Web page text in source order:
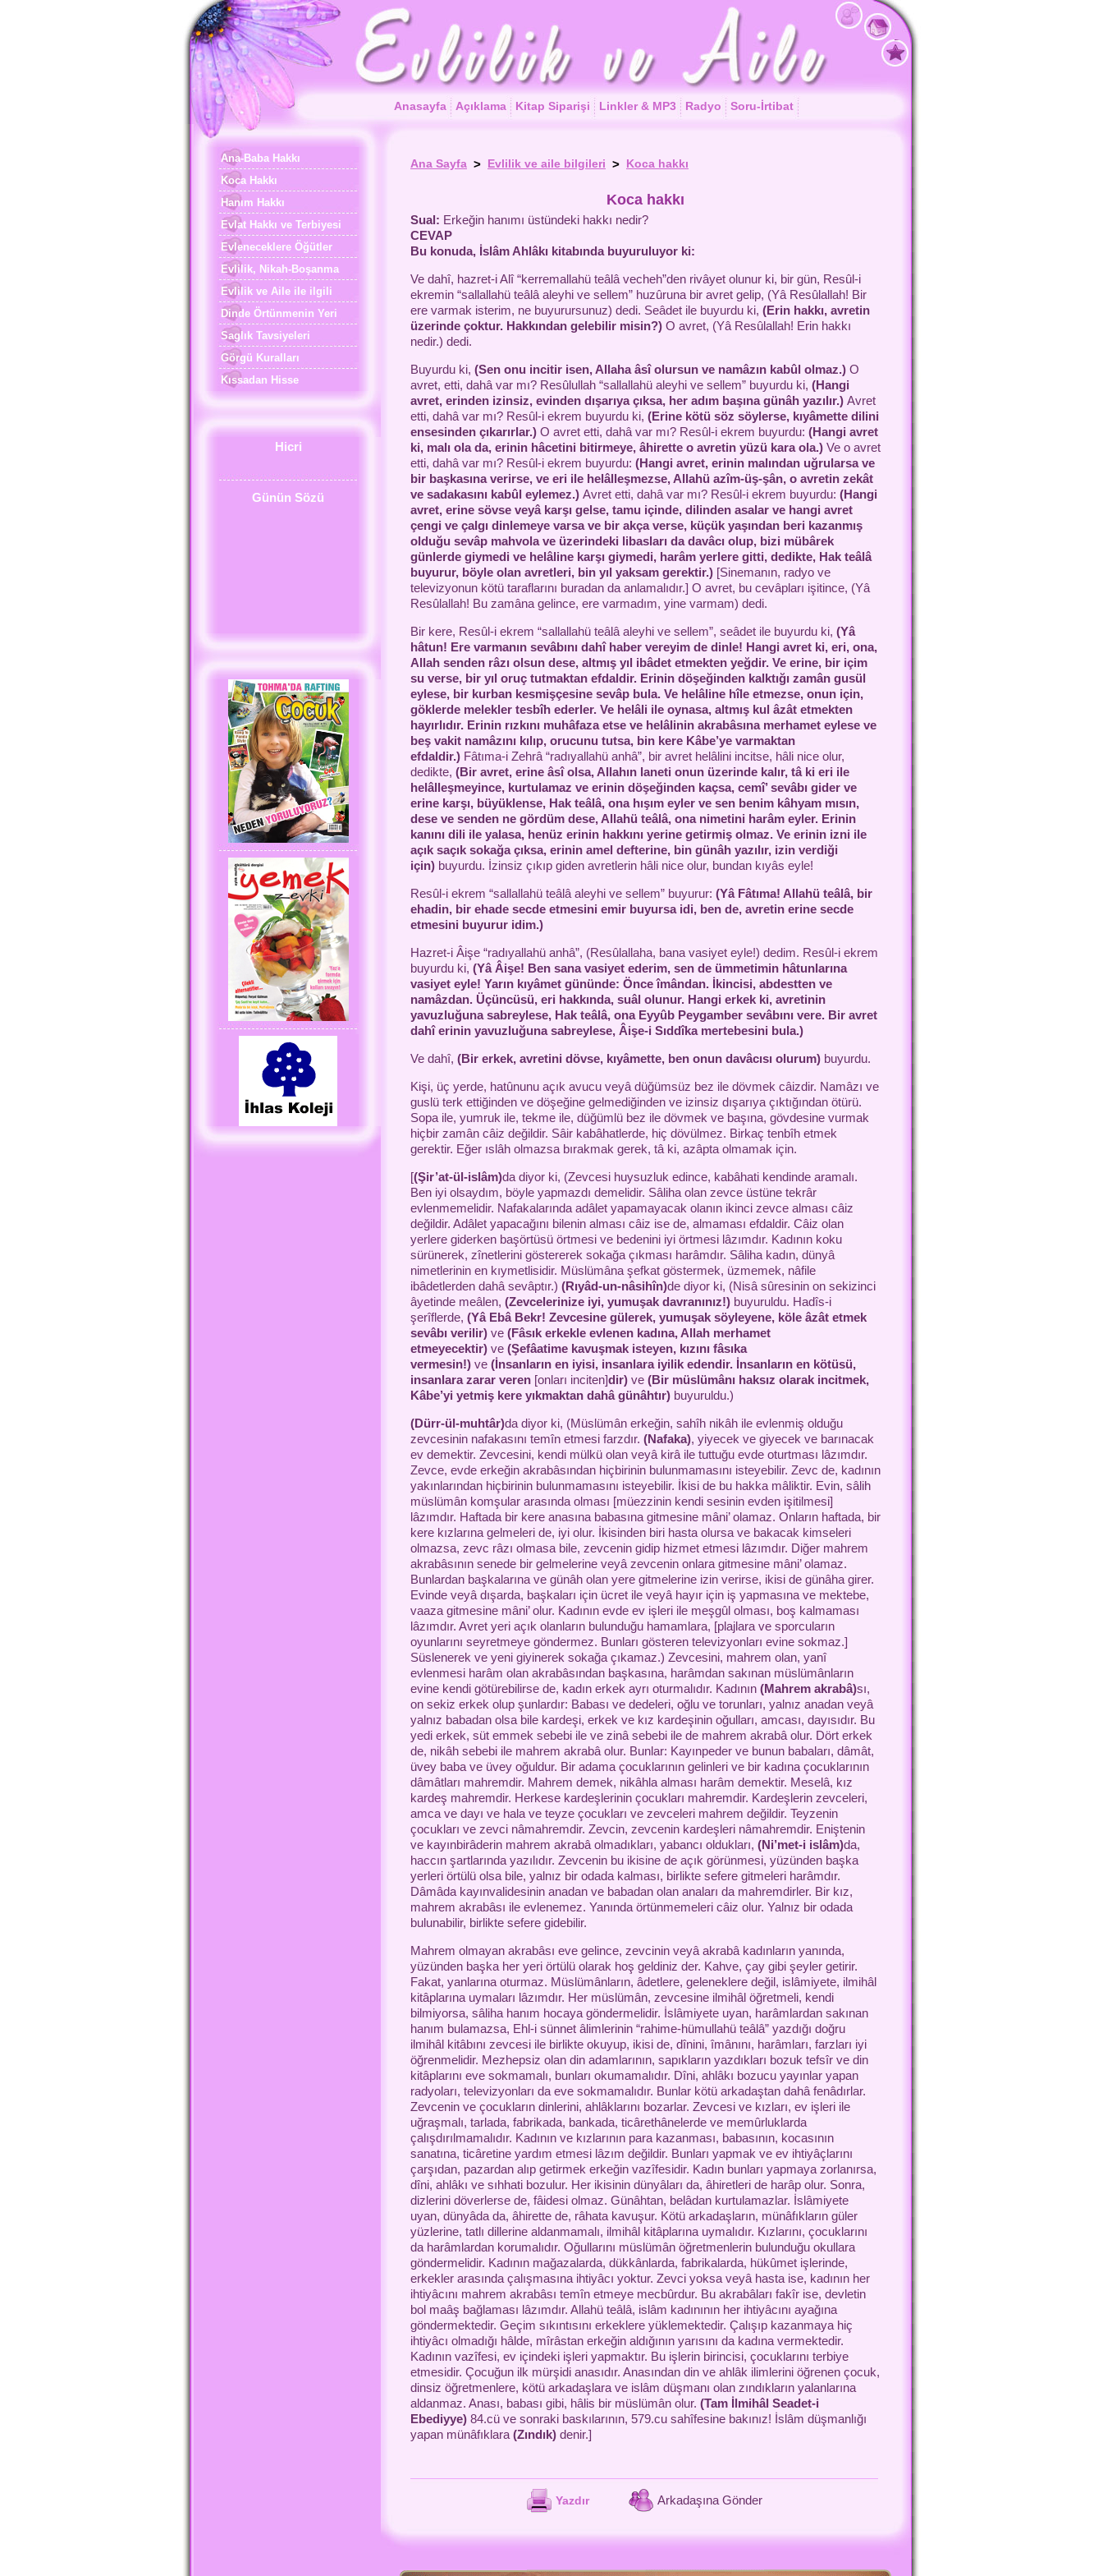
Anasayfa Açıklama Kitap Siparişi Linkler & MP3 Radyo Soru-İrtibat
Ana-Baba Hakkı
Koca Hakkı
Hanım Hakkı
Evlat Hakkı ve Terbiyesi
Evleneceklere Öğütler
Evlilik, Nikah-Boşanma
Evlilik ve Aile ile ilgili
Dinde Örtünmenin Yeri
Saglık Tavsiyeleri
Görgü Kuralları
Kıssadan Hisse
Hicri
Günün Sözü
Ana Sayfa > Evlilik ve aile bilgileri > Koca hakkı
Koca hakkı
Sual: Erkeğin hanımı üstündeki hakkı nedir?
CEVAP
Bu konuda, İslâm Ahlâkı kitabında buyuruluyor ki:
Ve dahî, hazret-i Alî “kerremallahü teâlâ vecheh”den rivâyet olunur ki, bir gün, Resûl-i
ekremin “sallallahü teâlâ aleyhi ve sellem” huzûruna bir avret gelip, (Yâ Resûlallah! Bir
ere varmak isterim, ne buyurursunuz) dedi. Seâdet ile buyurdu ki, (Erin hakkı, avretin
üzerinde çoktur. Hakkından gelebilir misin?) O avret, (Yâ Resûlallah! Erin hakkı
nedir.) dedi.
Buyurdu ki, (Sen onu incitir isen, Allaha âsî olursun ve namâzın kabûl olmaz.) O
avret, etti, dahâ var mı? Resûlullah “sallallahü aleyhi ve sellem” buyurdu ki, (Hangi
avret, erinden izinsiz, evinden dışarıya çıksa, her adım başına günâh yazılır.) Avret
etti, dahâ var mı? Resûl-i ekrem buyurdu ki, (Erine kötü söz söylerse, kıyâmette dilini
ensesinden çıkarırlar.) O avret etti, dahâ var mı? Resûl-i ekrem buyurdu: (Hangi avret
ki, malı ola da, erinin hâcetini bitirmeye, âhirette o avretin yüzü kara ola.) Ve o avret
etti, dahâ var mı? Resûl-i ekrem buyurdu: (Hangi avret, erinin malından uğrularsa ve
bir başkasına verirse, ve eri ile helâlleşmezse, Allahü azîm-üş-şân, o avretin zekât
ve sadakasını kabûl eylemez.) Avret etti, dahâ var mı? Resûl-i ekrem buyurdu: (Hangi
avret, erine sövse veyâ karşı gelse, tamu içinde, dilinden asalar ve hangi avret
çengi ve çalgı dinlemeye varsa ve bir akça verse, küçük yaşından beri kazanmış
olduğu sevâp mahvola ve üzerindeki libasları da davâcı olup, bizi mübârek
günlerde giymedi ve helâline karşı giymedi, harâm yerlere gitti, dedikte, Hak teâlâ
buyurur, böyle olan avretleri, bin yıl yaksam gerektir.) [Sinemanın, radyo ve
televizyonun kötü taraflarını buradan da anlamalıdır.] O avret, bu cevâpları işitince, (Yâ
Resûlallah! Bu zamâna gelince, ere varmadım, yine varmam) dedi.
Bir kere, Resûl-i ekrem “sallallahü teâlâ aleyhi ve sellem”, seâdet ile buyurdu ki, (Yâ
hâtun! Ere varmanın sevâbını dahî haber vereyim de dinle! Hangi avret ki, eri, ona,
Allah senden râzı olsun dese, altmış yıl ibâdet etmekten yeğdir. Ve erine, bir içim
su verse, bir yıl oruç tutmaktan efdaldir. Erinin döşeğinden kalktığı zamân gusül
eylese, bir kurban kesmişçesine sevâp bula. Ve helâline hîle etmezse, onun için,
göklerde melekler tesbîh ederler. Ve helâli ile oynasa, altmış kul âzât etmekten
hayırlıdır. Erinin rızkını muhâfaza etse ve helâlinin akrabâsına merhamet eylese ve
beş vakit namâzını kılıp, orucunu tutsa, bin kere Kâbe’ye varmaktan
efdaldir.) Fâtıma-i Zehrâ “radıyallahü anhâ”, bir avret helâlini incitse, hâli nice olur,
dedikte, (Bir avret, erine âsî olsa, Allahın laneti onun üzerinde kalır, tâ ki eri ile
helâlleşmeyince, kurtulamaz ve erinin döşeğinden kaçsa, cemî’ sevâbı gider ve
erine karşı, büyüklense, Hak teâlâ, ona hışım eyler ve sen benim kâhyam mısın,
dese ve senden ne gördüm dese, Allahü teâlâ, ona nimetini harâm eyler. Erinin
kanını dili ile yalasa, henüz erinin hakkını yerine getirmiş olmaz. Ve erinin izni ile
açık saçık sokağa çıksa, erinin amel defterine, bin günâh yazılır, izin verdiği
için) buyurdu. İzinsiz çıkıp giden avretlerin hâli nice olur, bundan kıyâs eyle!
Resûl-i ekrem “sallallahü teâlâ aleyhi ve sellem” buyurur: (Yâ Fâtıma! Allahü teâlâ, bir
ehadin, bir ehade secde etmesini emir buyursa idi, ben de, avretin erine secde
etmesini buyurur idim.)
Hazret-i Âişe “radıyallahü anhâ”, (Resûlallaha, bana vasiyet eyle!) dedim. Resûl-i ekrem
buyurdu ki, (Yâ Âişe! Ben sana vasiyet ederim, sen de ümmetimin hâtunlarına
vasiyet eyle! Yarın kıyâmet gününde: Önce îmândan. İkincisi, abdestten ve
namâzdan. Üçüncüsü, eri hakkında, suâl olunur. Hangi erkek ki, avretinin
yavuzluğunasabreylese, Hak teâlâ, ona Eyyûb Peygamber sevâbını vere. Bir avret
dahî erinin yavuzluğunasabreylese, Âişe-i Sıddîka mertebesini bula.)
Ve dahî, (Bir erkek, avretini dövse, kıyâmette, ben onun davâcısı olurum) buyurdu.
Kişi, üç yerde, hatûnunu açık avucu veyâ düğümsüz bez ile dövmek câizdir. Namâzı ve
guslü terk ettiğinden ve döşeğine gelmediğinden ve izinsiz dışarıya çıktığından ötürü.
Sopa ile, yumruk ile, tekme ile, düğümlü bez ile dövmek ve başına, gövdesine vurmak
hiçbir zamân câiz değildir. Sâir kabâhatlerde, hiç dövülmez. Birkaç tenbîh etmek
gerektir. Eğer ıslâh olmazsa bırakmak gerek, tâ ki, azâpta olmamak için.
[(Şir’at-ül-islâm)da diyor ki, (Zevcesi huysuzluk edince, kabâhati kendinde aramalı.
Ben iyi olsaydım, böyle yapmazdı demelidir. Sâliha olan zevce üstüne tekrâr
evlenmemelidir. Nafakalarında adâlet yapamayacak olanın ikinci zevce alması câiz
değildir. Adâlet yapacağını bilenin alması câiz ise de, almaması efdaldir. Câiz olan
yerlere giderken başörtüsü örtmesi ve bedenini iyi örtmesi lâzımdır. Kadının koku
sürünerek, zînetlerini göstererek sokağa çıkması harâmdır. Sâliha kadın, dünyâ
nimetlerinin en kıymetlisidir. Müslümâna şefkat göstermek, üzmemek, nâfile
ibâdetlerden dahâ sevâptır.) (Rıyâd-un-nâsihîn)de diyor ki, (Nisâ sûresinin on sekizinci
âyetinde meâlen, (Zevcelerinize iyi, yumuşak davranınız!) buyuruldu. Hadîs-i
şerîflerde, (Yâ Ebâ Bekr! Zevcesine gülerek, yumuşak söyleyene, köle âzât etmek
sevâbı verilir) ve (Fâsık erkekle evlenen kadına, Allah merhamet
etmeyecektir) ve (Şefâatime kavuşmak isteyen, kızını fâsıka
vermesin!) ve (İnsanların en iyisi, insanlara iyilik edendir. İnsanların en kötüsü,
insanlara zarar veren [onları inciten]dir) ve (Bir müslümânı haksız olarak incitmek,
Kâbe’yi yetmiş kere yıkmaktan dahâ günâhtır) buyuruldu.)
(Dürr-ül-muhtâr)da diyor ki, (Müslümân erkeğin, sahîh nikâh ile evlenmiş olduğu
zevcesinin nafakasını temîn etmesi farzdır. (Nafaka), yiyecek ve giyecek ve barınacak
ev demektir. Zevcesini, kendi mülkü olan veyâ kirâ ile tuttuğu evde oturtması lâzımdır.
Zevce, evde erkeğin akrabâsından hiçbirinin bulunmamasını isteyebilir. Zevc de, kadının
yakınlarından hiçbirinin bulunmamasını isteyebilir. İkisi de bu hakka mâliktir. Evin, sâlih
müslümân komşular arasında olması [müezzinin kendi sesinin evden işitilmesi]
lâzımdır. Haftada bir kere anasına babasına gitmesine mâni’ olamaz. Onların haftada, bir
kere kızlarına gelmeleri de, iyi olur. İkisinden biri hasta olursa ve bakacak kimseleri
olmazsa, zevc râzı olmasa bile, zevcenin gidip hizmet etmesi lâzımdır. Diğer mahrem
akrabâsının senede bir gelmelerine veyâ zevcenin onlara gitmesine mâni’ olamaz.
Bunlardan başkalarına ve günâh olan yere gitmelerine izin verirse, ikisi de günâha girer.
Evinde veyâ dışarda, başkaları için ücret ile veyâ hayır için iş yapmasına ve mektebe,
vaaza gitmesine mâni’ olur. Kadının evde ev işleri ile meşgûl olması, boş kalmaması
lâzımdır. Avret yeri açık olanların bulunduğu hamamlara, [plajlara ve sporcuların
oyunlarını seyretmeye göndermez. Bunları gösteren televizyonları evine sokmaz.]
Süslenerek ve yeni giyinerek sokağa çıkamaz.) Zevcesini, mahrem olan, yanî
evlenmesi harâm olan akrabâsından başkasına, harâmdan sakınan müslümânların
evine kendi götürebilirse de, kadın erkek ayrı oturmalıdır. Kadının (Mahrem akrabâ)sı,
on sekiz erkek olup şunlardır: Babası ve dedeleri, oğlu ve torunları, yalnız anadan veyâ
yalnız babadan olsa bile kardeşi, erkek ve kız kardeşinin oğulları, amcası, dayısıdır. Bu
yedi erkek, süt emmek sebebi ile ve zinâ sebebi ile de mahrem akrabâ olur. Dört erkek
de, nikâh sebebi ile mahrem akrabâ olur. Bunlar: Kayınpeder ve bunun babaları, dâmât,
üvey baba ve üvey oğuldur. Bir adama çocuklarının gelinleri ve bir kadına çocuklarının
dâmâtları mahremdir. Mahrem demek, nikâhla alması harâm demektir. Meselâ, kız
kardeş mahremdir. Herkese kardeşlerinin çocukları mahremdir. Kardeşlerin zevceleri,
amca ve dayı ve hala ve teyze çocukları ve zevceleri mahrem değildir. Teyzenin
çocukları ve zevci nâmahremdir. Zevcin, zevcenin kardeşleri nâmahremdir. Eniştenin
ve kayınbirâderin mahrem akrabâ olmadıkları, yabancı oldukları, (Ni’met-i islâm)da,
haccın şartlarında yazılıdır. Zevcenin bu ikisine de açık görünmesi, yüzünden başka
yerleri örtülü olsa bile, yalnız bir odada kalması, birlikte sefere gitmeleri harâmdır.
Dâmâda kayınvalidesinin anadan ve babadan olan anaları da mahremdirler. Bir kız,
mahrem akrabâsı ile evlenemez. Yanında örtünmemeleri câiz olur. Yalnız bir odada
bulunabilir, birlikte sefere gidebilir.
Mahrem olmayan akrabâsı eve gelince, zevcinin veyâ akrabâ kadınların yanında,
yüzünden başka her yeri örtülü olarak hoş geldiniz der. Kahve, çay gibi şeyler getirir.
Fakat, yanlarına oturmaz. Müslümânların, âdetlere, geleneklere değil, islâmiyete, ilmihâl
kitâplarına uymaları lâzımdır. Her müslümân, zevcesine ilmihâl öğretmeli, kendi
bilmiyorsa, sâliha hanım hocaya göndermelidir. İslâmiyete uyan, harâmlardan sakınan
hanım bulamazsa, Ehl-i sünnet âlimlerinin “rahime-hümullahü teâlâ” yazdığı doğru
ilmihâl kitâbını zevcesi ile birlikte okuyup, ikisi de, dînini, îmânını, harâmları, farzları iyi
öğrenmelidir. Mezhepsiz olan din adamlarının, sapıkların yazdıkları bozuk tefsîr ve din
kitâplarını eve sokmamalı, bunları okumamalıdır. Dîni, ahlâkı bozucu yayınlar yapan
radyoları, televizyonları da eve sokmamalıdır. Bunlar kötü arkadaştan dahâ fenâdırlar.
Zevcenin ve çocukların dinlerini, ahlâklarını bozarlar. Zevcesi ve kızları, ev işleri ile
uğraşmalı, tarlada, fabrikada, bankada, ticârethânelerde ve memûrluklarda
çalışdırılmamalıdır. Kadının ve kızlarının para kazanması, babasının, kocasının
sanatına, ticâretine yardım etmesi lâzım değildir. Bunları yapmak ve ev ihtiyâçlarını
çarşıdan, pazardan alıp getirmek erkeğin vazîfesidir. Kadın bunları yapmaya zorlanırsa,
dîni, ahlâkı ve sıhhati bozulur. Her ikisinin dünyâları da, âhiretleri de harâp olur. Sonra,
dizlerini döverlerse de, fâidesi olmaz. Günâhtan, belâdan kurtulamazlar. İslâmiyete
uyan, dünyâda da, âhirette de, râhata kavuşur. Kötü arkadaşların, münâfıkların güler
yüzlerine, tatlı dillerine aldanmamalı, ilmihâl kitâplarına uymalıdır. Kızlarını, çocuklarını
da harâmlardan korumalıdır. Oğullarını müslümân öğretmenlerin bulunduğu okullara
göndermelidir. Kadının mağazalarda, dükkânlarda, fabrikalarda, hükûmet işlerinde,
erkekler arasında çalışmasına ihtiyâcı yoktur. Zevci yoksa veyâ hasta ise, kadının her
ihtiyâcını mahrem akrabâsı temîn etmeye mecbûrdur. Bu akrabâları fakîr ise, devletin
bol maâş bağlaması lâzımdır. Allahü teâlâ, islâm kadınının her ihtiyâcını ayağına
göndermektedir. Geçim sıkıntısını erkeklere yüklemektedir. Çalışıp kazanmaya hiç
ihtiyâcı olmadığı hâlde, mîrâstan erkeğin aldığının yarısını da kadına vermektedir.
Kadının vazîfesi, ev içindeki işleri yapmaktır. Bu işlerin birincisi, çocuklarını terbiye
etmesidir. Çocuğun ilk mürşidi anasıdır. Anasından din ve ahlâk ilimlerini öğrenen çocuk,
dinsiz öğretmenlere, kötü arkadaşlara ve islâm düşmanı olan zındıkların yalanlarına
aldanmaz. Anası, babası gibi, hâlis bir müslümân olur. (Tam İlmihâl Seadet-i
Ebediyye) 84.cü ve sonraki baskılarının, 579.cu sahîfesine bakınız! İslâm düşmanlığı
yapan münâfıklara (Zındık) denir.]
Yazdır Arkadaşına Gönder